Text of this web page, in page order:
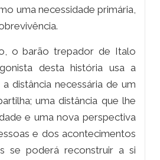
uma necessidade primária,
o barão trepador de Italo
desta história usa a
distância necessária de um
uma distância que lhe
e uma nova perspectiva
e dos acontecimentos
se poderá reconstruir a si